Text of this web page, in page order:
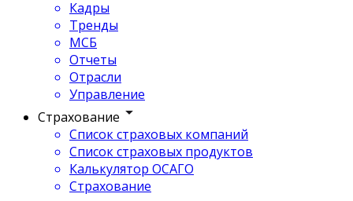
Кадры
Тренды
МСБ
Отчеты
Отрасли
Управление
Страхование
Список страховых компаний
Список страховых продуктов
Калькулятор ОСАГО
Страхование